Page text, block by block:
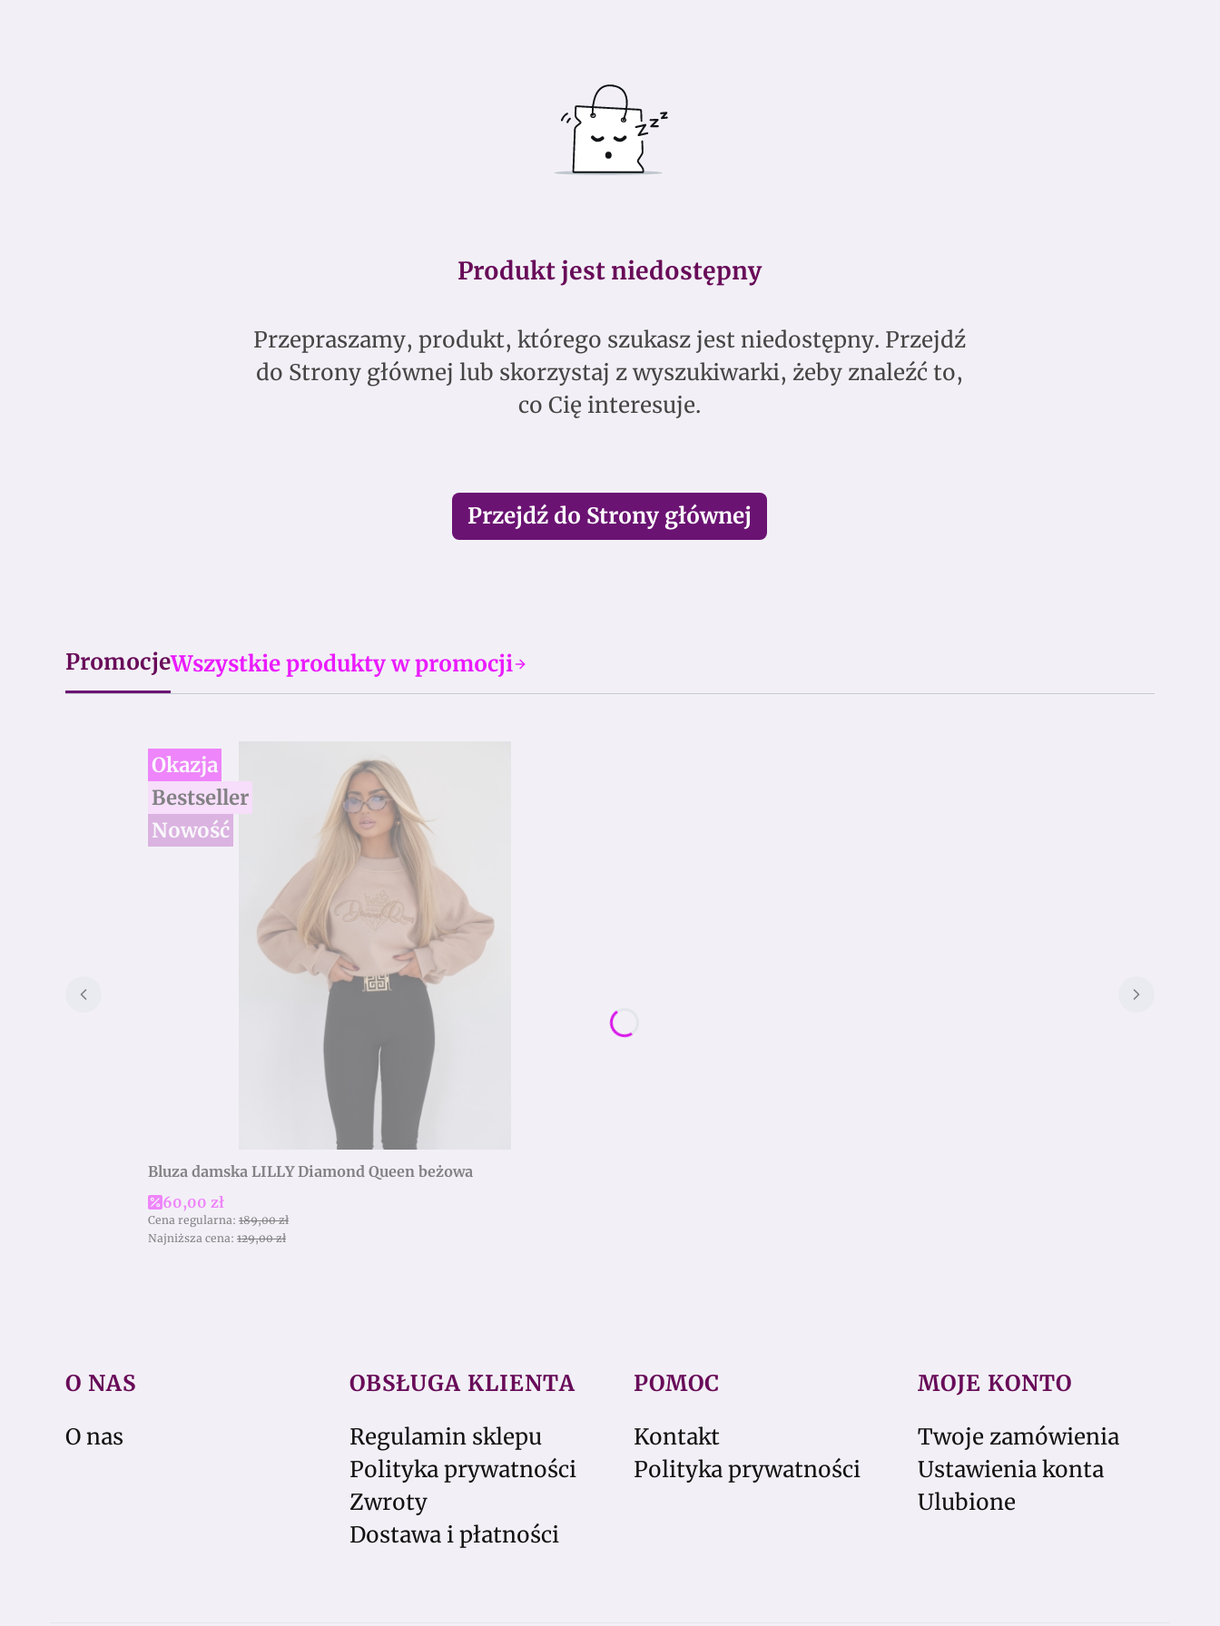
Produkt jest niedostępny
Przepraszamy, produkt, którego szukasz jest niedostępny. Przejdź
do Strony głównej lub skorzystaj z wyszukiwarki, żeby znaleźć to,
co Cię interesuje.
Przejdź do Strony głównej
PromocjeWszystkie produkty w promocji
Okazja
Bestseller
Nowość
Bluza damska LILLY Diamond Queen beżowa
Cena promocyjna
60,00 zł
Cena regularna: 189,00 zł
Najniższa cena: 129,00 zł
Linki w stopce
O NAS
O nas
OBSŁUGA KLIENTA
Regulamin sklepu
Polityka prywatności
Zwroty
Dostawa i płatności
POMOC
Kontakt
Polityka prywatności
MOJE KONTO
Twoje zamówienia
Ustawienia konta
Ulubione